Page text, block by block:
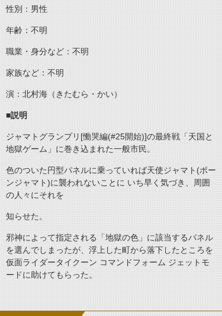
性別：男性
年齢：不明
職業・身分など：不明
家族など：不明
演：北村海（きたむら・かい）
■説明
ジャマトグランプリ[慟哭編(#25開始)]の最終戦「天国と
地獄ゲーム」に巻き込まれた一般市民。
色のついた円型パネルに乗っていれば天使ジャマト(ポー
ンジャマト)に襲われないことに いち早く気づき、周囲
の人々にそれを
知らせた。
邪神によって指定される「地獄の色」に該当するパネル
を選んでしまったが、浮上した町から落下したところを
仮面ライダータイクーン コマンドフォーム ジェットモ
ードに助けてもらった。